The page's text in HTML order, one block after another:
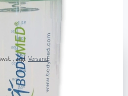
,zzgl. Versand